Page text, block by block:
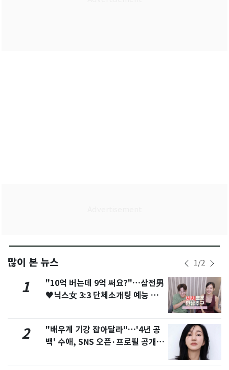
많이 본 뉴스 1/2
1
"10억 버는데 9억 써요?"…삼전男
♥닉스女 3:3 단체소개팅 예능 화
2
"배우계 기강 잡아달라"…'4년 공
백' 수애, SNS 오픈·프로필 공개